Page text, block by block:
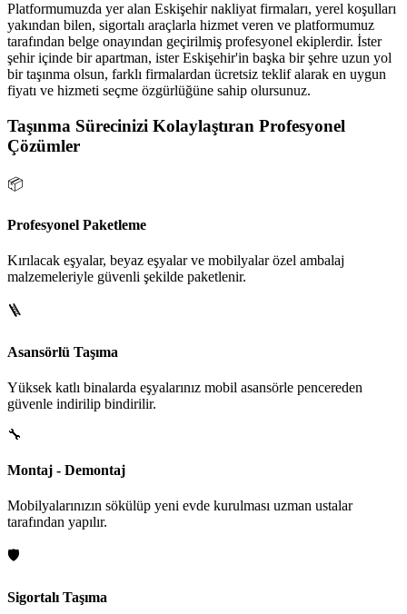
Platformumuzda yer alan Eskişehir nakliyat firmaları, yerel koşulları
yakından bilen, sigortalı araçlarla hizmet veren ve platformumuz
tarafından belge onayından geçirilmiş profesyonel ekiplerdir. İster
şehir içinde bir apartman, ister Eskişehir'in başka bir şehre uzun yol
bir taşınma olsun, farklı firmalardan ücretsiz teklif alarak en uygun
fiyatı ve hizmeti seçme özgürlüğüne sahip olursunuz.
Taşınma Sürecinizi Kolaylaştıran Profesyonel
Çözümler
📦
Profesyonel Paketleme
Kırılacak eşyalar, beyaz eşyalar ve mobilyalar özel ambalaj
malzemeleriyle güvenli şekilde paketlenir.
🪜
Asansörlü Taşıma
Yüksek katlı binalarda eşyalarınız mobil asansörle pencereden
güvenle indirilip bindirilir.
🔧
Montaj - Demontaj
Mobilyalarınızın sökülüp yeni evde kurulması uzman ustalar
tarafından yapılır.
🛡️
Sigortalı Taşıma